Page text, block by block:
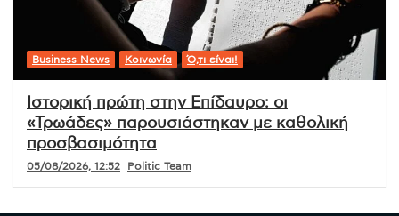
Business News Κοινωνία Ό,τι είναι!
Ιστορική πρώτη στην Επίδαυρο: οι
«Τρωάδες» παρουσιάστηκαν με καθολική
προσβασιμότητα
05/08/2026, 12:52 Politic Team